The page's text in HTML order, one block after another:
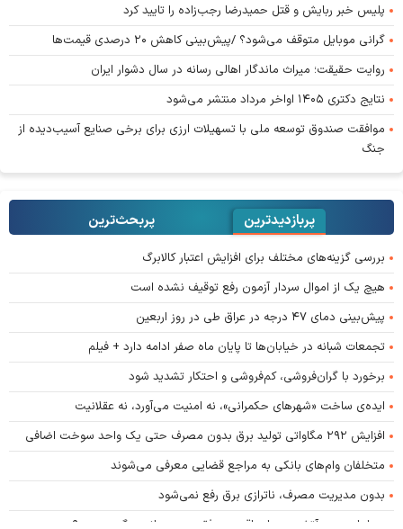
پلیس خبر ربایش و قتل حمیدرضا رجب‌زاده را تایید کرد
گرانی موبایل متوقف می‌شود؟ /پیش‌بینی کاهش ۲۰ درصدی قیمت‌ها
روایت حقیقت؛ میراث ماندگار اهالی رسانه در سال دشوار ایران
نتایج دکتری ۱۴۰۵ اواخر مرداد منتشر می‌شود
موافقت صندوق توسعه ملی با تسهیلات ارزی برای برخی صنایع آسیب‌دیده از
جنگ
پربازدیدترین پربحث‌ترین‌
بررسی گزینه‌های مختلف برای افزایش اعتبار کالابرگ
هیچ یک از اموال سردار آزمون رفع توقیف نشده است
پیش‌بینی دمای ۴۷ درجه در عراق طی در روز اربعین
تجمعات شبانه در خیابان‌ها تا پایان ماه صفر ادامه دارد + فیلم
برخورد با گران‌فروشی، کم‌فروشی و احتکار تشدید شود
ایده‌ی ساخت «شهرهای حکمرانی»، نه امنیت می‌آورد، نه عقلانیت
افزایش ۲۹۲ مگاواتی تولید برق بدون مصرف حتی یک واحد سوخت اضافی
متخلفان وام‌های بانکی به مراجع قضایی معرفی می‌شوند
بدون مدیریت مصرف، ناترازی برق رفع نمی‌شود
دیپلماسی زیر آتش؛ معیار واقعی موفقیت در میانه جنگ چیست؟